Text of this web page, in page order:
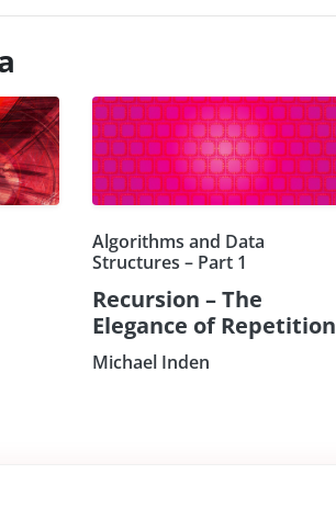
Algorithms and Data
Structures – Part 1
Recursion – The
Elegance of Repetition
Michael Inden